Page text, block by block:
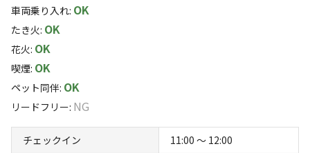
【ご利用時間】
ﾁｪｯｸｲﾝ：11時～
ﾁｪｯｸｱｳﾄ：10時半
※システム上10時と設定されておりますが。上記時間が正しいお
時間となります。
車両乗り入れ: OK
たき火: OK
花火: OK
喫煙: OK
ペット同伴: OK
リードフリー: NG
チェックイン
11:00 〜 12:00
マリンアクティビティを楽しみ、夜は満天の星空の下、御
宿の美味しい海鮮などの食材をBBQで頂く贅沢をご堪能
ください。
雰囲気